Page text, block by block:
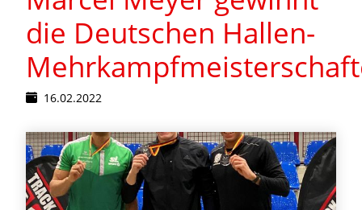
die Deutschen Hallen-
16.02.2022